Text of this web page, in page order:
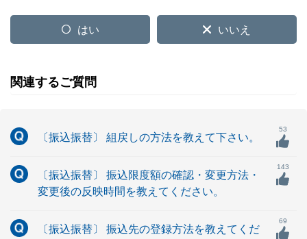
はい いいえ
関連するご質問
〔振込振替〕 組戻しの方法を教えて下さい。
53
〔振込振替〕 振込限度額の確認・変更方法・
変更後の反映時間を教えてください。
143
〔振込振替〕 振込先の登録方法を教えてくだ
69